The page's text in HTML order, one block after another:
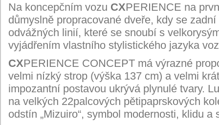
Na koncepčním vozu CXPERIENCE na
důmyslně propracované dveře, kdy se
odvážných linií, které se snoubí s
vyjádřením vlastního stylistického jazyka
CXPERIENCE CONCEPT má výrazné
velmi nízký strop (výška 137 cm) a velmi
impozantní postavou ukrývá plynulé tvary.
na velkých 22palcových pětipaprskových
odstín „Mizuiro“, symbol modernosti, klidu a